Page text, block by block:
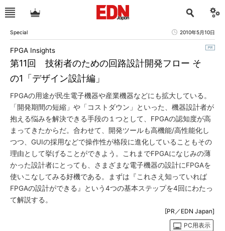
Special 2010年5月10日
第11回 技術者のための回路設計開発フロー そ
の1「デザイン設計編」
FPGA Insights
FPGAの用途が民生電子機器や産業機器などにも拡大している。
「開発期間の短縮」や「コストダウン」といった、機器設計者が
抱える悩みを解決できる手段の１つとして、FPGAの認知度が高
まってきたからだ。合わせて、開発ツールも高機能/高性能化し
つつ、GUIの採用などで操作性が格段に進化していることもその
理由として挙げることができよう。これまでFPGAになじみの薄
かった設計者にとっても、さまざまな電子機器の設計にFPGAを
使いこなしてみる好機である。まずは『これさえ知っていれば
FPGAの設計ができる』という4つの基本ステップを4回にわたっ
て解説する。
[PR／EDN Japan]
PC用表示